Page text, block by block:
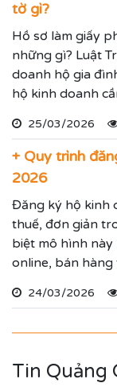
tờ gì?
Hồ sơ làm giấy
những gì? Luật
doanh hộ gia
hộ kinh doanh
25/03/2026
+ Quy trình
2026
Đăng ký hộ kinh
thuế, đơn giản
biệt mô hình
online, bán
24/03/2026
Tin Quảng